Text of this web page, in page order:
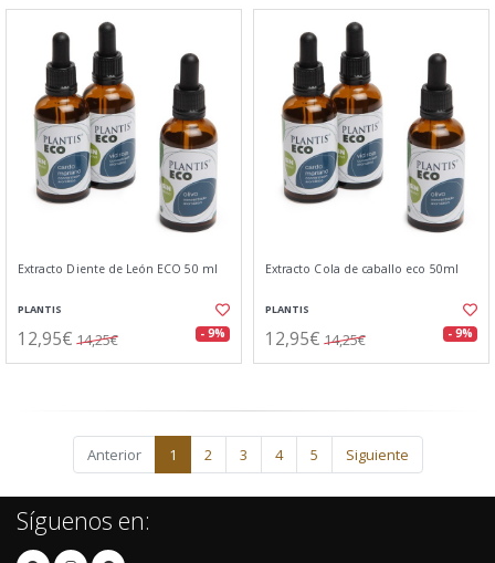
Extracto Diente de León ECO 50 ml
PLANTIS
12,95€ 14,25€ - 9%
Extracto Cola de caballo eco 50ml
PLANTIS
12,95€ 14,25€ - 9%
Anterior 1 2 3 4 5 Siguiente
Síguenos en: